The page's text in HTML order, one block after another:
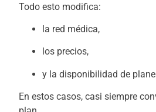
Todo esto modifica:
la red médica,
los precios,
y la disponibilidad de
En estos casos, casi siempre